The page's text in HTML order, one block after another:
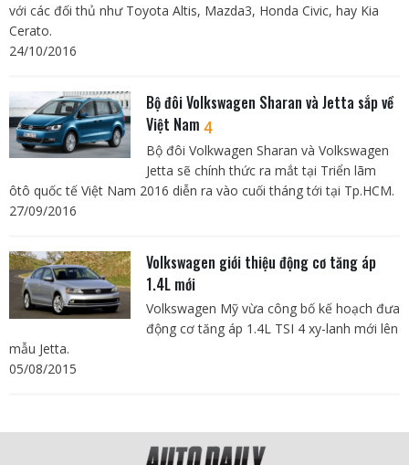
với các đối thủ như Toyota Altis, Mazda3, Honda Civic, hay Kia
Cerato.
24/10/2016
Bộ đôi Volkswagen Sharan và Jetta sắp về
Việt Nam 4
Bộ đôi Volkwagen Sharan và Volkswagen
Jetta sẽ chính thức ra mắt tại Triển lãm
ôtô quốc tế Việt Nam 2016 diễn ra vào cuối tháng tới tại Tp.HCM.
27/09/2016
Volkswagen giới thiệu động cơ tăng áp
1.4L mới
Volkswagen Mỹ vừa công bố kế hoạch đưa
động cơ tăng áp 1.4L TSI 4 xy-lanh mới lên
mẫu Jetta.
05/08/2015